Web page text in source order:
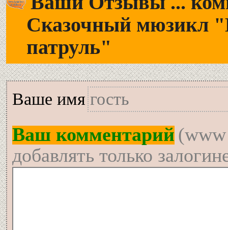
Сказочный мюзикл
патруль"
Вашe имя
Ваш комментарий
добавлять только